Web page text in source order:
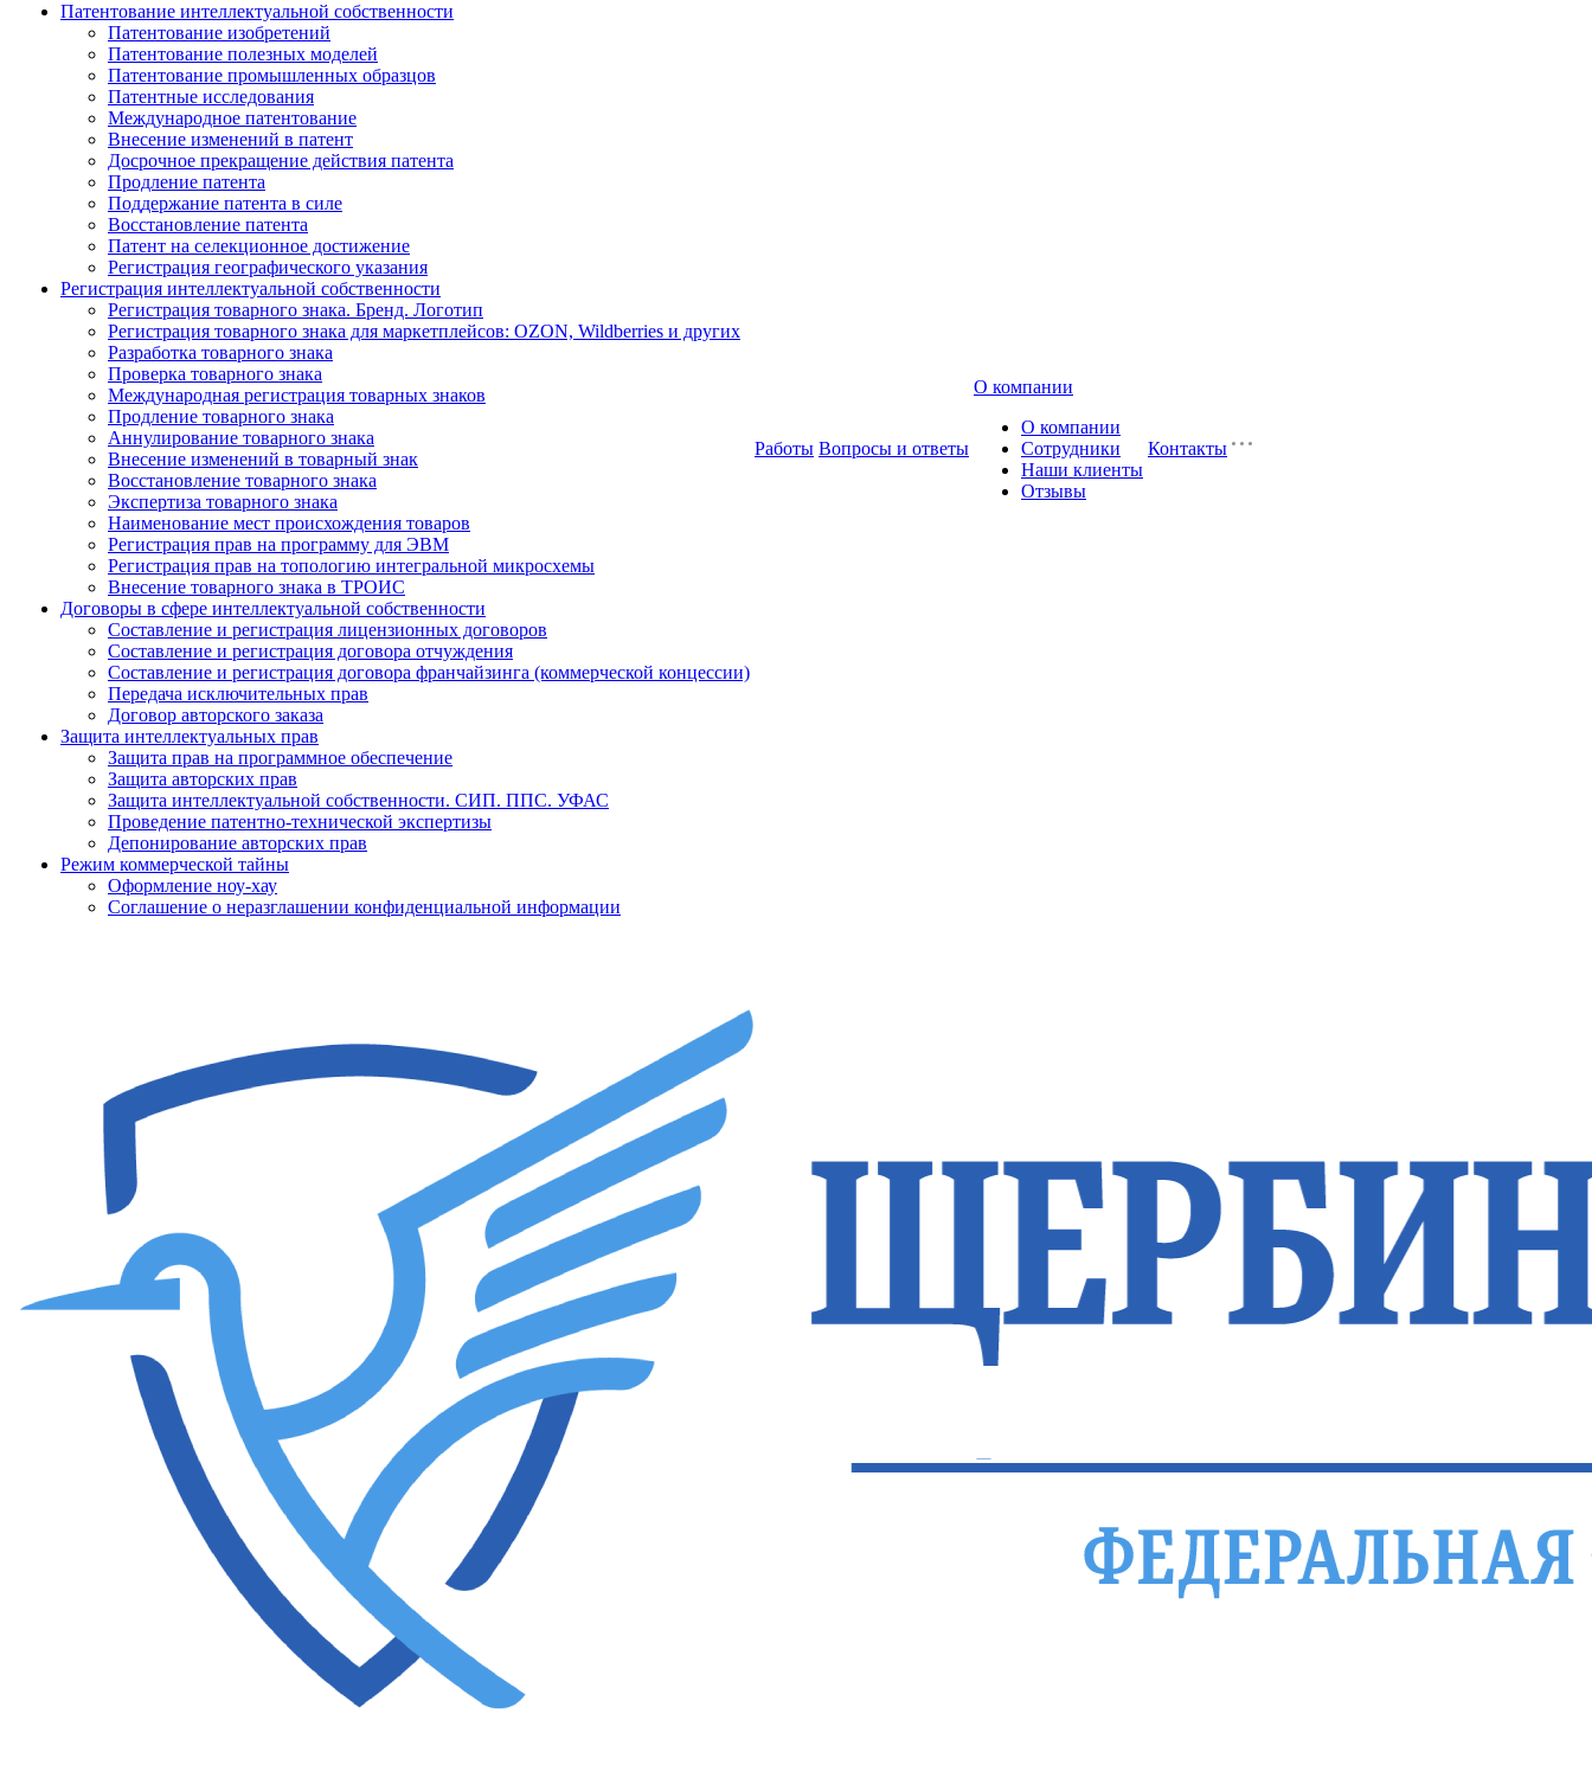
Патентование интеллектуальной собственности
Патентование изобретений
Патентование полезных моделей
Патентование промышленных образцов
Патентные исследования
Международное патентование
Внесение изменений в патент
Досрочное прекращение действия патента
Продление патента
Поддержание патента в силе
Восстановление патента
Патент на селекционное достижение
Регистрация географического указания
Регистрация интеллектуальной собственности
Регистрация товарного знака. Бренд. Логотип
Регистрация товарного знака для маркетплейсов: OZON, Wildberries и других
Разработка товарного знака
Проверка товарного знака
Международная регистрация товарных знаков
Продление товарного знака
Аннулирование товарного знака
Внесение изменений в товарный знак
Восстановление товарного знака
Экспертиза товарного знака
Наименование мест происхождения товаров
Регистрация прав на программу для ЭВМ
Регистрация прав на топологию интегральной микросхемы
Внесение товарного знака в ТРОИС
Договоры в сфере интеллектуальной собственности
Составление и регистрация лицензионных договоров
Составление и регистрация договора отчуждения
Составление и регистрация договора франчайзинга (коммерческой концессии)
Передача исключительных прав
Договор авторского заказа
Защита интеллектуальных прав
Защита прав на программное обеспечение
Защита авторских прав
Защита интеллектуальной собственности. СИП. ППС. УФАС
Проведение патентно-технической экспертизы
Депонирование авторских прав
Режим коммерческой тайны
Оформление ноу-хау
Соглашение о неразглашении конфиденциальной информации
Работы Вопросы и ответы
О компании
О компании
Сотрудники
Наши клиенты
Отзывы
Контакты